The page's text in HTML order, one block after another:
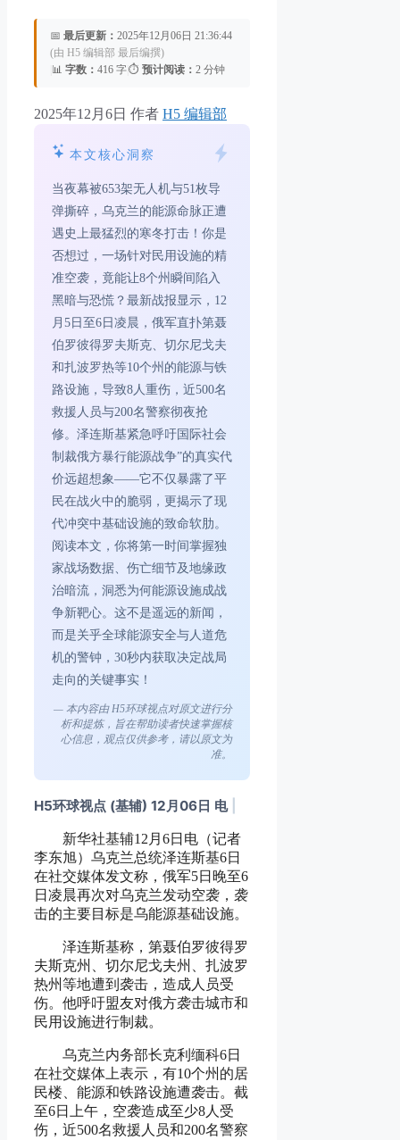
📅 最后更新： 2025年12月06日 21:36:44
(由 H5 编辑部 最后编撰)
📊 字数： 416 字⏱️ 预计阅读： 2 分钟
2025年12月6日 作者 H5 编辑部
本文核心洞察
当夜幕被653架无人机与51枚导
弹撕碎，乌克兰的能源命脉正遭
遇史上最猛烈的寒冬打击！你是
否想过，一场针对民用设施的精
准空袭，竟能让8个州瞬间陷入
黑暗与恐慌？最新战报显示，12
月5日至6日凌晨，俄军直扑第聂
伯罗彼得罗夫斯克、切尔尼戈夫
和扎波罗热等10个州的能源与铁
路设施，导致8人重伤，近500名
救援人员与200名警察彻夜抢
修。泽连斯基紧急呼吁国际社会
制裁俄方暴行能源战争”的真实代
价远超想象——它不仅暴露了平
民在战火中的脆弱，更揭示了现
代冲突中基础设施的致命软肋。
阅读本文，你将第一时间掌握独
家战场数据、伤亡细节及地缘政
治暗流，洞悉为何能源设施成战
争新靶心。这不是遥远的新闻，
而是关乎全球能源安全与人道危
机的警钟，30秒内获取决定战局
走向的关键事实！
— 本内容由 H5环球视点对原文进行分
析和提炼，旨在帮助读者快速掌握核
心信息，观点仅供参考，请以原文为
准。
H5环球视点 (基辅) 12月06日 电
新华社基辅12月6日电（记者
李东旭）乌克兰总统泽连斯基6日
在社交媒体发文称，俄军5日晚至6
日凌晨再次对乌克兰发动空袭，袭
击的主要目标是乌能源基础设施。
泽连斯基称，第聂伯罗彼得罗
夫斯克州、切尔尼戈夫州、扎波罗
热州等地遭到袭击，造成人员受
伤。他呼吁盟友对俄方袭击城市和
民用设施进行制裁。
乌克兰内务部长克利缅科6日
在社交媒体上表示，有10个州的居
民楼、能源和铁路设施遭袭击。截
至6日上午，空袭造成至少8人受
伤，近500名救援人员和200名警察